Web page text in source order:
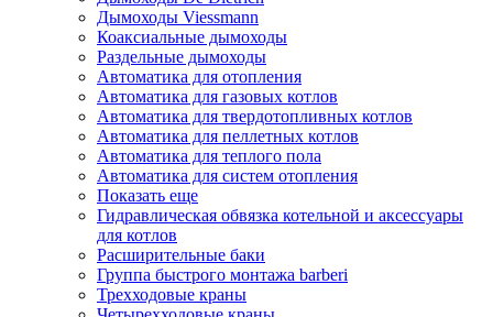
Дымоходы Viessmann
Коаксиальные дымоходы
Раздельные дымоходы
Автоматика для отопления
Автоматика для газовых котлов
Автоматика для твердотопливных котлов
Автоматика для пеллетных котлов
Автоматика для теплого пола
Автоматика для систем отопления
Показать еще
Гидравлическая обвязка котельной и аксессуары
для котлов
Расширительные баки
Группа быстрого монтажа barberi
Трехходовые краны